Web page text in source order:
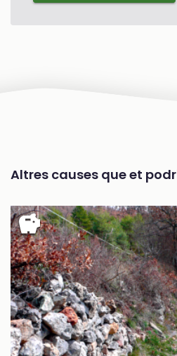
Altres causes que et
savings